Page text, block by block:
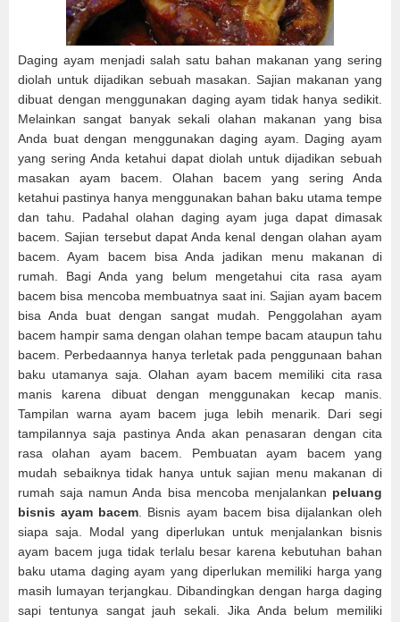
Daging ayam menjadi salah satu bahan makanan yang sering
diolah untuk dijadikan sebuah masakan. Sajian makanan yang
dibuat dengan menggunakan daging ayam tidak hanya sedikit.
Melainkan sangat banyak sekali olahan makanan yang bisa
Anda buat dengan menggunakan daging ayam. Daging ayam
yang sering Anda ketahui dapat diolah untuk dijadikan sebuah
masakan ayam bacem. Olahan bacem yang sering Anda
ketahui pastinya hanya menggunakan bahan baku utama tempe
dan tahu. Padahal olahan daging ayam juga dapat dimasak
bacem. Sajian tersebut dapat Anda kenal dengan olahan ayam
bacem. Ayam bacem bisa Anda jadikan menu makanan di
rumah. Bagi Anda yang belum mengetahui cita rasa ayam
bacem bisa mencoba membuatnya saat ini. Sajian ayam bacem
bisa Anda buat dengan sangat mudah. Penggolahan ayam
bacem hampir sama dengan olahan tempe bacam ataupun tahu
bacem. Perbedaannya hanya terletak pada penggunaan bahan
baku utamanya saja. Olahan ayam bacem memiliki cita rasa
manis karena dibuat dengan menggunakan kecap manis.
Tampilan warna ayam bacem juga lebih menarik. Dari segi
tampilannya saja pastinya Anda akan penasaran dengan cita
rasa olahan ayam bacem. Pembuatan ayam bacem yang
mudah sebaiknya tidak hanya untuk sajian menu makanan di
rumah saja namun Anda bisa mencoba menjalankan peluang
bisnis ayam bacem . Bisnis ayam bacem bisa dijalankan oleh
siapa saja. Modal yang diperlukan untuk menjalankan bisnis
ayam bacem juga tidak terlalu besar karena kebutuhan bahan
baku utama daging ayam yang diperlukan memiliki harga yang
masih lumayan terjangkau. Dibandingkan dengan harga daging
sapi tentunya sangat jauh sekali. Jika Anda belum memiliki